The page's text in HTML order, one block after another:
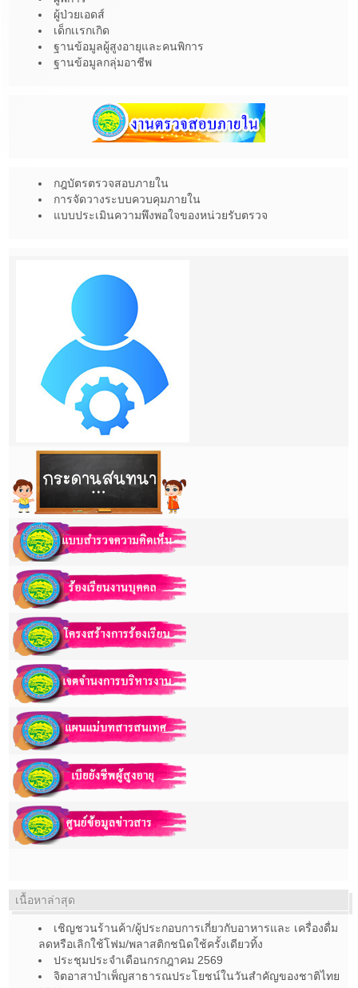
ผู้ป่วยเอดส์
เด็กเเรกเกิด
ฐานข้อมูลผู้สูงอายุและคนพิการ
ฐานข้อมูลกลุ่มอาชีพ
กฎบัตรตรวจสอบภายใน
การจัดวางระบบควบคุมภายใน
แบบประเมินความพึงพอใจของหน่วยรับตรวจ
เนื้อหาล่าสุด
เชิญชวนร้านค้า/ผู้ประกอบการเกี่ยวกับอาหารและ เครื่องดื่ม
ลดหรือเลิกใช้โฟม/พลาสติกชนิดใช้ครั้งเดียวทิ้ง
ประชุมประจำเดือนกรกฎาคม 2569
จิตอาสาบำเพ็ญสาธารณประโยชน์ในวันสำคัญของชาติไทย